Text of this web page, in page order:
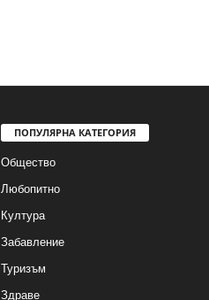
ПОПУЛЯРНА КАТЕГОРИЯ
Общество
Любопитно
Култура
Забавление
Туризъм
Здраве